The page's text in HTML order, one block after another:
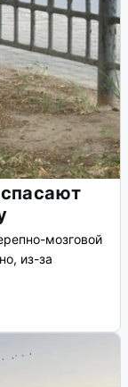
мозговой
из-за